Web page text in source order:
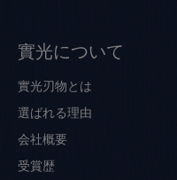
實光について
實光刃物とは
選ばれる理由
会社概要
受賞歴